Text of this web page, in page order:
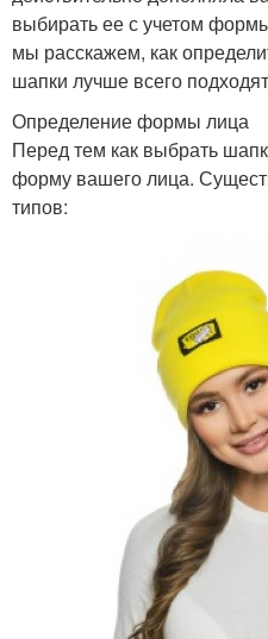
выбирать ее с учетом
мы расскажем, как
шапки лучше всего
Определение формы лица
Перед тем как выбрать
форму вашего лица.
типов: